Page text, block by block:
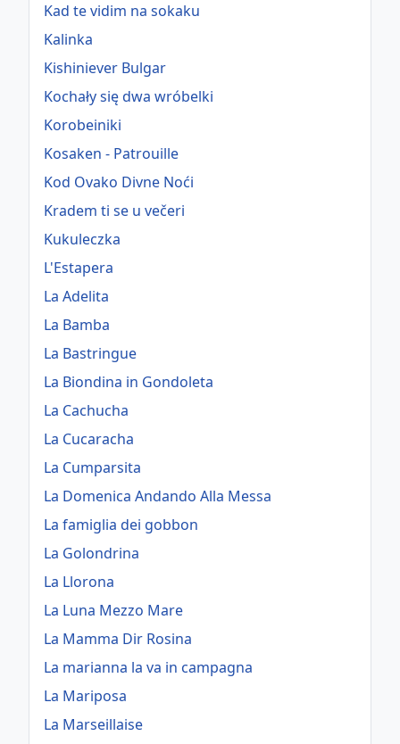
Kad te vidim na sokaku
Kalinka
Kishiniever Bulgar
Kochały się dwa wróbelki
Korobeiniki
Kosaken - Patrouille
Kod Ovako Divne Noći
Kradem ti se u večeri
Kukuleczka
L'Estapera
La Adelita
La Bamba
La Bastringue
La Biondina in Gondoleta
La Cachucha
La Cucaracha
La Cumparsita
La Domenica Andando Alla Messa
La famiglia dei gobbon
La Golondrina
La Llorona
La Luna Mezzo Mare
La Mamma Dir Rosina
La marianna la va in campagna
La Mariposa
La Marseillaise